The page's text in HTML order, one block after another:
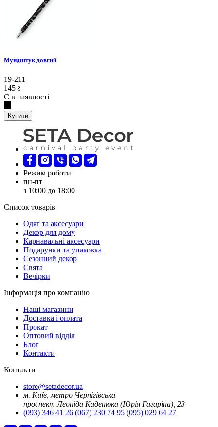
Мундштук довгий
19-211
145 ₴
Є в наявності
Купити
Режим роботи
пн-пт
з 10:00 до 18:00
Список товарів
Oдяг та аксесуари
Декор для дому
Карнавальні аксесуари
Подарунки та упаковка
Сезонний декор
Свята
Вечірки
Інформація про компанію
Наші магазини
Доставка і оплата
Прокат
Оптовий відділ
Блог
Контакти
Контакти
store@setadecor.ua
м. Київ, метро Чернігівська
проспект Леоніда Каденюка (Юрія Гагаріна), 23
(093) 346 41 26 (067) 230 74 95 (095) 029 64 27